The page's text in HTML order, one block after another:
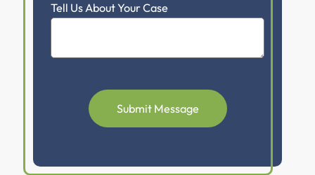
Tell Us About Your Case